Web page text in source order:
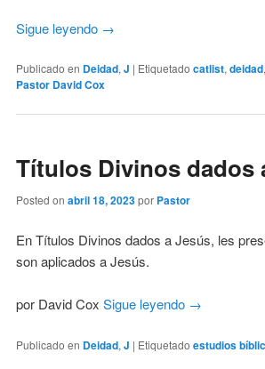
Sigue leyendo →
Publicado en Deidad, J | Etiquetado catlist, deidad,
Pastor David Cox
Títulos Divinos dados
Posted on abril 18, 2023por Pastor
En Títulos Divinos dados a Jesús, les
son aplicados a Jesús.
por David Cox Sigue leyendo →
Publicado en Deidad, J | Etiquetado estudios